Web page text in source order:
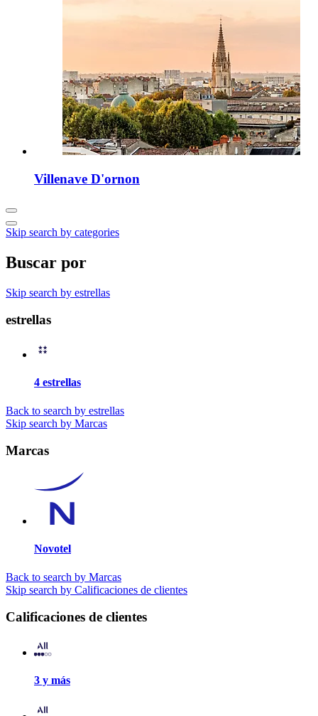
Villenave D'ornon
Skip search by categories
Buscar por
Skip search by estrellas
estrellas
4 estrellas
Back to search by estrellas
Skip search by Marcas
Marcas
Novotel
Back to search by Marcas
Skip search by Calificaciones de clientes
Calificaciones de clientes
3 y más